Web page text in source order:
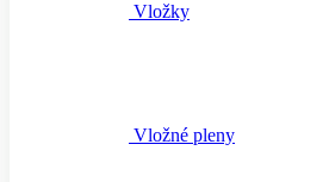
Vložky
Vložné pleny